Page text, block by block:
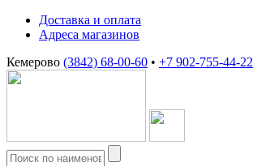
Доставка и оплата
Адреса магазинов
Кемерово (3842) 68-00-60 • +7 902-755-44-22